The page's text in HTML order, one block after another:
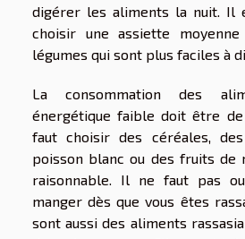
digérer les aliments la nuit. Il
choisir une assiette
légumes qui sont plus faciles à
La consommation des
énergétique faible doit être
faut choisir des céréales, des
poisson blanc ou des fruits de
raisonnable. Il ne faut pas
manger dès que vous êtes
sont aussi des aliments